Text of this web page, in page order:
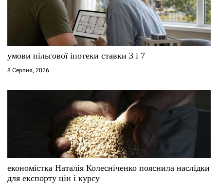
умови пільгової іпотеки ставки 3 і 7
8 Серпня, 2026
економістка Наталія Колесніченко пояснила наслідки
для експорту цін і курсу